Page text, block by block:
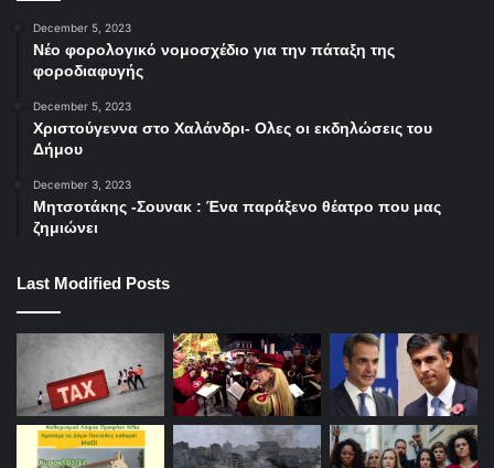
December 5, 2023
Νέο φορολογικό νομοσχέδιο για την πάταξη της
φοροδιαφυγής
December 5, 2023
Χριστούγεννα στο Χαλάνδρι- Ολες οι εκδηλώσεις του
Δήμου
December 3, 2023
Μητσοτάκης -Σουνακ : Ένα παράξενο θέατρο που μας
ζημιώνει
Last Modified Posts